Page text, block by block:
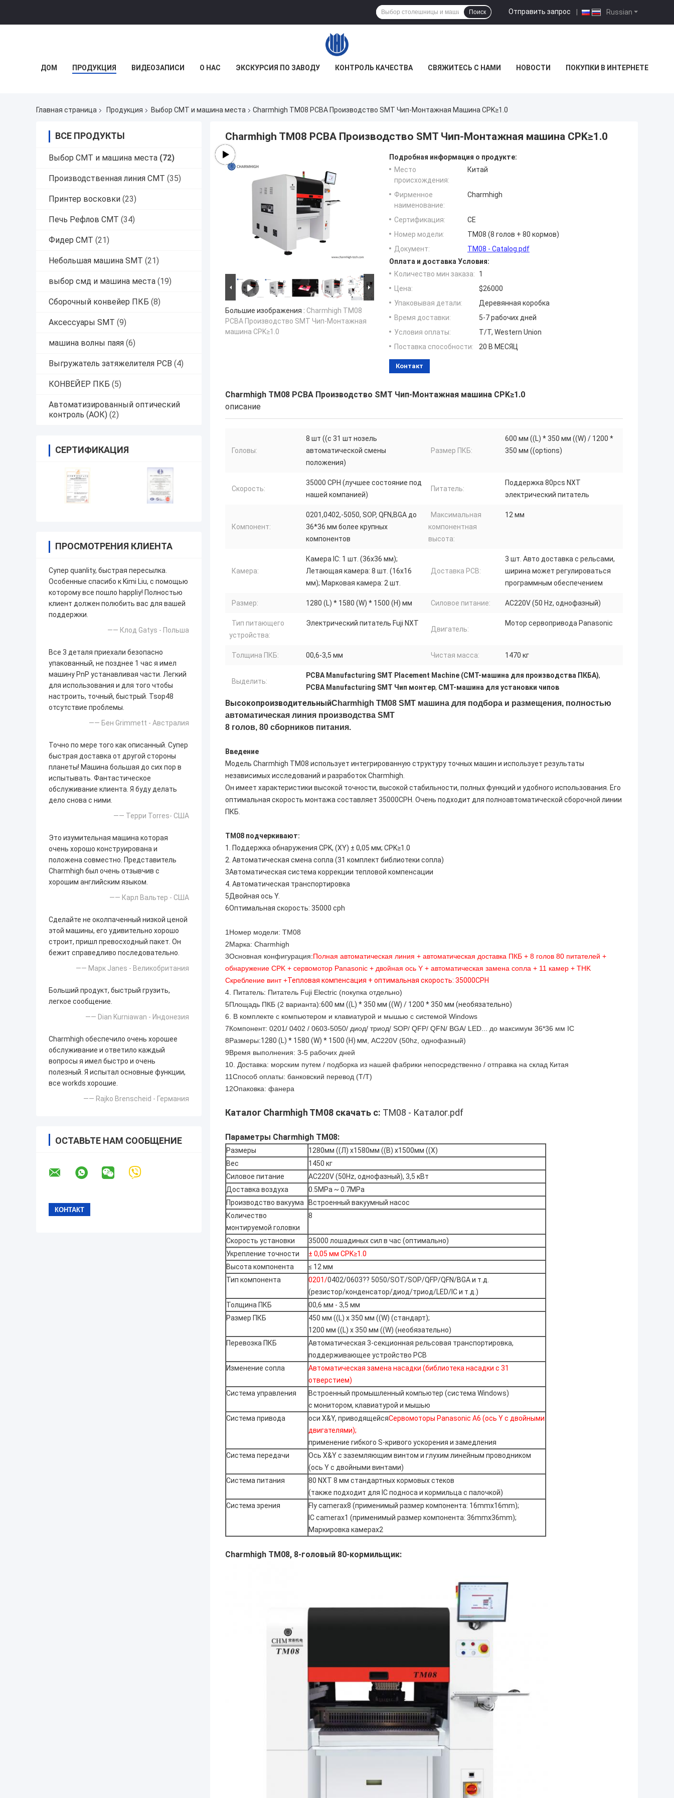
Russian
Отправить запрос |
Поиск
ДОМ ПРОДУКЦИЯ ВИДЕОЗАПИСИ О НАС ЭКСКУРСИЯ ПО ЗАВОДУ КОНТРОЛЬ КАЧЕСТВА СВЯЖИТЕСЬ С НАМИ НОВОСТИ ПОКУПКИ В ИНТЕРНЕТЕ
Главная страница Продукция Выбор СМТ и машина места Charmhigh TM08 PCBA Производство SMT Чип-Монтажная Машина CPK≥1.0
ВСЕ ПРОДУКТЫ
Выбор СМТ и машина места (72)
Производственная линия СМТ (35)
Принтер восковки (23)
Печь Рефлов СМТ (34)
Фидер СМТ (21)
Небольшая машина SMT (21)
выбор смд и машина места (19)
Сборочный конвейер ПКБ (8)
Аксессуары SMT (9)
машина волны паяя (6)
Выгружатель затяжелителя PCB (4)
КОНВЕЙЕР ПКБ (5)
Автоматизированный оптический
контроль (АОК) (2)
СЕРТИФИКАЦИЯ
ПРОСМОТРЕНИЯ КЛИЕНТА
Супер quanlity, быстрая пересылка.
Особенные спасибо к Kimi Liu, с помощью
которому все пошло happliy! Полностью
клиент должен полюбить вас для вашей
поддержки.
—— Клод Gatys - Польша
Все 3 деталя приехали безопасно
упакованный, не позднее 1 час я имел
машину PnP устанавливая части. Легкий
для использования и для того чтобы
настроить, точный, быстрый. Tsop48
отсутствие проблемы.
—— Бен Grimmett - Австралия
Точно по мере того как описанный. Супер
быстрая доставка от другой стороны
планеты! Машина большая до сих пор в
испытывать. Фантастическое
обслуживание клиента. Я буду делать
дело снова с ними.
—— Терри Torres- США
Это изумительная машина которая
очень хорошо конструирована и
положена совместно. Представитель
Charmhigh был очень отзывчив с
хорошим английским языком.
—— Карл Вальтер - США
Сделайте не околпаченный низкой ценой
этой машины, его удивительно хорошо
строит, пришл превосходный пакет. Он
бежит справедливо последовательно.
—— Марк Janes - Великобритания
Больший продукт, быстрый грузить,
легкое сообщение.
—— Dian Kurniawan - Индонезия
Charmhigh обеспечило очень хорошее
обслуживание и ответило каждый
вопросы я имел быстро и очень
полезный. Я испытал основные функции,
все workds хорошие.
—— Rajko Brenscheid - Германия
ОСТАВЬТЕ НАМ СООБЩЕНИЕ
Charmhigh TM08 PCBA Производство SMT Чип-Монтажная машина CPK≥1.0
Большие изображения : Charmhigh TM08
PCBA Производство SMT Чип-Монтажная
машина CPK≥1.0
Подробная информация о продукте:
Место
происхождения:
Китай
Фирменное
наименование:
Charmhigh
Сертификация:
CE
Номер модели:
TM08 (8 голов + 80 кормов)
Документ:
TM08 - Catalog.pdf
Оплата и доставка Условия:
Количество мин заказа:
1
Цена:
$26000
Упаковывая детали:
Деревянная коробка
Время доставки:
5-7 рабочих дней
Условия оплаты:
T/T, Western Union
Поставка способности:
20 В МЕСЯЦ
Контакт
Charmhigh TM08 PCBA Производство SMT Чип-Монтажная машина CPK≥1.0
описание
Головы:
8 шт ((с 31 шт нозель
автоматической смены
положения)
Размер ПКБ:
600 мм ((L) * 350 мм ((W) / 1200 *
350 мм ((options)
Скорость:
35000 CPH (лучшее состояние под
нашей компанией)
Питатель:
Поддержка 80pcs NXT
электрический питатель
Компонент:
0201,0402,-5050, SOP, QFN,BGA до
36*36 мм более крупных
компонентов
Максимальная
компонентная
высота:
12 мм
Камера:
Камера IC: 1 шт. (36х36 мм);
Летающая камера: 8 шт. (16х16
мм); Марковая камера: 2 шт.
Доставка PCB:
3 шт. Авто доставка с рельсами,
ширина может регулироваться
программным обеспечением
Размер: 1280 (L) * 1580 (W) * 1500 (H) мм Силовое питание: AC220V (50 Hz, однофазный)
Тип питающего
устройства:
Электрический питатель Fuji NXT
Двигатель:
Мотор сервопривода Panasonic
Толщина ПКБ: 00,6-3,5 мм Чистая масса: 1470 кг
Выделить:
PCBA Manufacturing SMT Placement Machine (СМТ-машина для производства ПКБА),
PCBA Manufacturing SMT Чип монтер, СМТ-машина для установки чипов
ВысокопроизводительныйCharmhigh TM08 SMT машина для подбора и размещения, полностью
автоматическая линия производства SMT
8 голов, 80 сборников питания.
Введение
Модель Charmhigh TM08 использует интегрированную структуру точных машин и использует результаты
независимых исследований и разработок Charmhigh.
Он имеет характеристики высокой точности, высокой стабильности, полных функций и удобного использования. Его
оптимальная скорость монтажа составляет 35000CPH. Очень подходит для полноавтоматической сборочной линии
ПКБ.
ТМ08 подчеркивают:
1. Поддержка обнаружения CPK, (XY) ± 0,05 мм; CPK≥1.0
2. Автоматическая смена сопла (31 комплект библиотеки сопла)
3Автоматическая система коррекции тепловой компенсации
4. Автоматическая транспортировка
5Двойная ось Y.
6Оптимальная скорость: 35000 cph
1Номер модели: TM08
2Марка: Charmhigh
3Основная конфигурация:Полная автоматическая линия + автоматическая доставка ПКБ + 8 голов 80 питателей +
обнаружение CPK + сервомотор Panasonic + двойная ось Y + автоматическая замена сопла + 11 камер + THK
Скребление винт +Тепловая компенсация + оптимальная скорость: 35000CPH
4. Питатель: Питатель Fuji Electric (покупка отдельно)
5Площадь ПКБ (2 варианта):600 мм ((L) * 350 мм ((W) / 1200 * 350 мм (необязательно)
6. В комплекте с компьютером и клавиатурой и мышью с системой Windows
7Компонент: 0201/ 0402 / 0603-5050/ диод/ триод/ SOP/ QFP/ QFN/ BGA/ LED... до максимум 36*36 мм IC
8Размеры:1280 (L) * 1580 (W) * 1500 (H) мм, AC220V (50hz, однофазный)
9Время выполнения: 3-5 рабочих дней
10. Доставка: морским путем / подборка из нашей фабрики непосредственно / отправка на склад Китая
11Способ оплаты: банковский перевод (T/T)
12Опаковка: фанера
Каталог Charmhigh TM08 скачать с: TM08 - Каталог.pdf
Параметры Charmhigh TM08:
Размеры
1280мм ((Л) х1580мм ((В) х1500мм ((Х)
Вес
1450 кг
Силовое питание
AC220V (50Hz, однофазный), 3,5 кВт
Доставка воздуха
0.5MPa ~ 0.7MPa
Производство вакуума
Встроенный вакуумный насос
Количество
монтируемой головки
8
Скорость установки
35000 лошадиных сил в час (оптимально)
Укрепление точности
± 0,05 мм CPK≥1.0
Высота компонента
≤ 12 мм
Тип компонента
0201/0402/0603?? 5050/SOT/SOP/QFP/QFN/BGA и т.д.
(резистор/конденсатор/диод/триод/LED/IC и т.д.)
Толщина ПКБ
00,6 мм - 3,5 мм
Размер ПКБ
450 мм ((L) x 350 мм ((W) (стандарт);
1200 мм ((L) x 350 мм ((W) (необязательно)
Перевозка ПКБ
Автоматическая 3-секционная рельсовая транспортировка,
поддерживающее устройство PCB
Изменение сопла
Автоматическая замена насадки (библиотека насадки с 31
отверстием)
Система управления
Встроенный промышленный компьютер (система Windows)
с монитором, клавиатурой и мышью
Система привода
оси X&Y, приводящейсяСервомоторы Panasonic A6 (ось Y с двойными
двигателями);
применение гибкого S-кривого ускорения и замедления
Система передачи
Ось X&Y с заземляющим винтом и глухим линейным проводником
(ось Y с двойными винтами)
Система питания
80 NXT 8 мм стандартных кормовых стеков
(также подходит для IC подноса и кормильца с палочкой)
Система зрения
Fly camerax8 (применимый размер компонента: 16mmx16mm);
IC camerax1 (применимый размер компонента: 36mmx36mm);
Маркировка камераx2
Charmhigh TM08, 8-головый 80-кормильщик: